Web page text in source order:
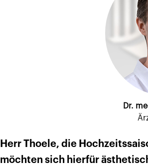
Dr.
Herr Thoele, die
möchten sich hierfür